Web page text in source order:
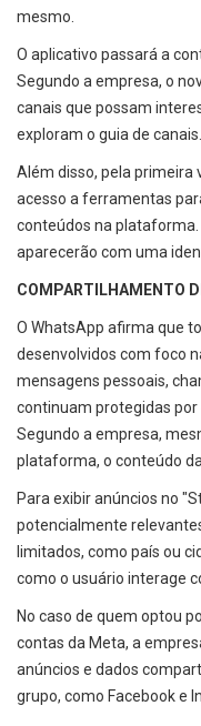
mesmo.
O aplicativo passará a
Segundo a empresa, o
canais que possam
exploram o guia de canais.
Além disso, pela primeira
acesso a ferramentas
conteúdos na
aparecerão com uma
COMPARTILHAMENTO
O WhatsApp afirma que
desenvolvidos com foco
mensagens pessoais,
continuam protegidas
Segundo a empresa,
plataforma, o conteúdo
Para exibir anúncios no
potencialmente
limitados, como país ou
como o usuário interage
No caso de quem optou
contas da Meta, a
anúncios e dados
grupo, como Facebook e